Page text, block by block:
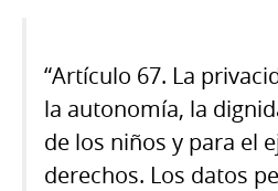
“Artículo 67. La
la autonomía, la
de los niños y para el
derechos. Los datos